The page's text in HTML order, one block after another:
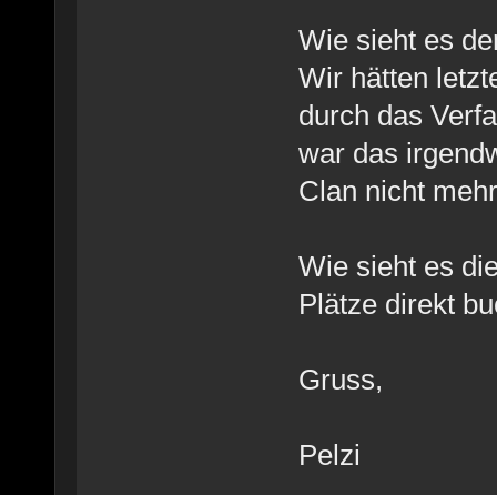
Wie sieht es
Wir hätten
durch das
war das
Clan nicht
Wie sieht es
Plätze direkt
Gruss,
Pelzi